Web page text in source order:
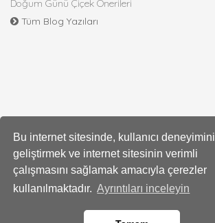
Bu internet sitesinde, kullanıcı deneyimini
geliştirmek ve internet sitesinin verimli
çalışmasını sağlamak amacıyla çerezler
kullanılmaktadır. Ayrıntıları inceleyin
Doğum Günü Çiçek Önerileri
Tüm Blog Yazıları